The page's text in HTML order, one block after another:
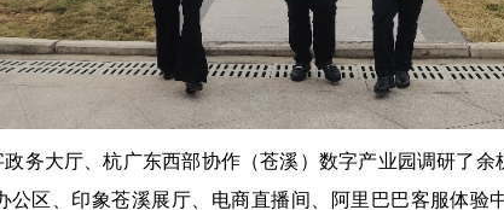
务大厅、杭广东西部协作（苍溪）数字产业园调研了
区、印象苍溪展厅、电商直播间、阿里巴巴客服体验